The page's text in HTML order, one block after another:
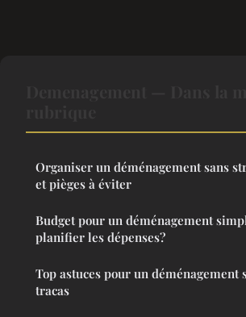
Organiser un déménagement sans
et pièges à éviter
Budget pour un déménagement
planifier les dépenses?
Top astuces pour un déménagement
tracas